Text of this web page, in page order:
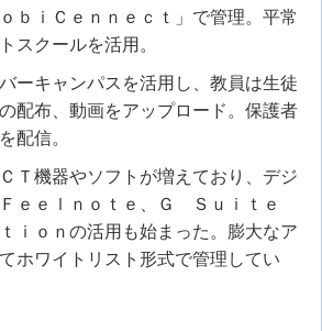
ｂｉＣｅｎｎｅｃｔ」で管理。平常
スクールを活用。
ーキャンパスを活用し、教員は生徒
配布、動画をアップロード。保護者
配信。
Ｔ機器やソフトが増えており、デジ
Ｆｅｅｌｎｏｔｅ、Ｇ Ｓｕｉｔｅ
ｉｏｎの活用も始まった。膨大なア
ホワイトリスト形式で管理してい